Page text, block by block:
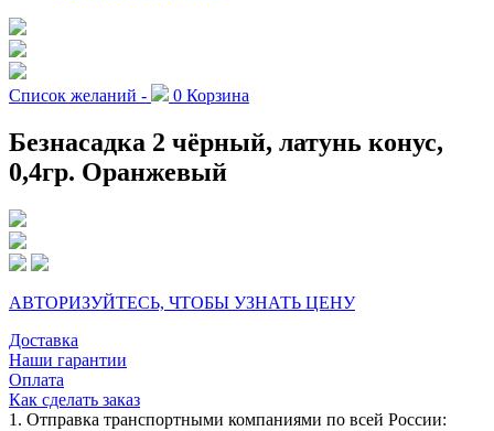
Список желаний - 0 Корзина
Безнасадка 2 чёрный, латунь конус,
0,4гр. Оранжевый
АВТОРИЗУЙТЕСЬ, ЧТОБЫ УЗНАТЬ ЦЕНУ
Доставка
Наши гарантии
Оплата
Как сделать заказ
1. Отправка транспортными компаниями по всей России: